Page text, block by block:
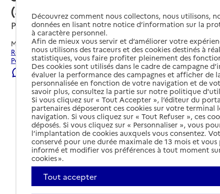
(aide) – AD Séniors Périgord
Périgueux, DORDOGNE
Mis à jour le22/07/2026
Rechercher les établissements et services autour de
Périgueux.
Signaler une erreur
Découvrez comment nous collectons, nous utilisons,
données en lisant notre notice d’information sur la
à caractère personnel.
Afin de mieux vous servir et d’améliorer votre
nous utilisons des traceurs et des cookies destinés à
statistiques, vous faire profiter pleinement des
Des cookies sont utilisés dans le cadre de campagne
évaluer la performance des campagnes et afficher de
personnalisée en fonction de votre navigation et de
savoir plus, consultez la partie sur notre politique
Si vous cliquez sur « Tout Accepter », l’éditeur du
partenaires déposeront ces cookies sur votre terminal
navigation. Si vous cliquez sur « Tout Refuser », ces
déposés. Si vous cliquez sur « Personnaliser », vous
l’implantation de cookies auxquels vous consentez.
conservé pour une durée maximale de 13 mois et
informé et modifier vos préférences à tout moment
cookies ».
Tout accepter